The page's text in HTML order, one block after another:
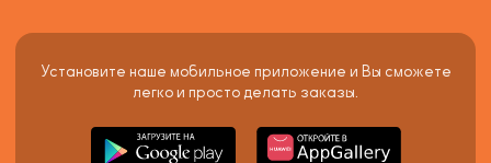
Установите наше мобильное приложение и Вы сможете
легко и просто делать заказы.